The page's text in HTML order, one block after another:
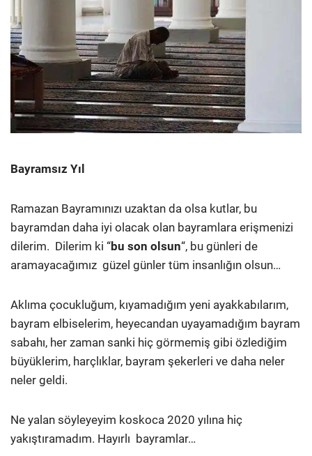
Bayramsız Yıl
Ramazan Bayramınızı uzaktan da olsa kutlar, bu
bayramdan daha iyi olacak olan bayramlara erişmenizi
dilerim. Dilerim ki “bu son olsun“, bu günleri de
aramayacağımız güzel günler tüm insanlığın olsun…
Aklıma çocukluğum, kıyamadığım yeni ayakkabılarım,
bayram elbiselerim, heyecandan uyayamadığım bayram
sabahı, her zaman sanki hiç görmemiş gibi özlediğim
büyüklerim, harçlıklar, bayram şekerleri ve daha neler
neler geldi.
Ne yalan söyleyeyim koskoca 2020 yılına hiç
yakıştıramadım. Hayırlı bayramlar…